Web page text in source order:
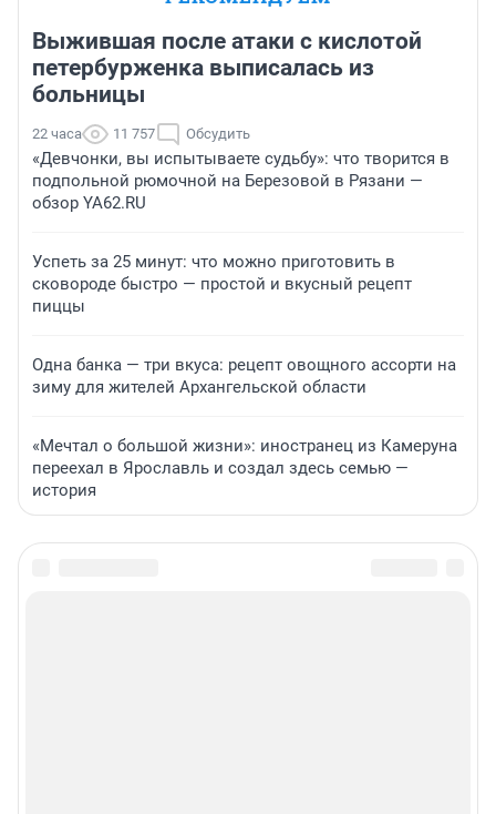
Выжившая после атаки с кислотой
петербурженка выписалась из
больницы
22 часа 11 757 Обсудить
«Девчонки, вы испытываете судьбу»: что творится в
подпольной рюмочной на Березовой в Рязани —
обзор YA62.RU
Успеть за 25 минут: что можно приготовить в
сковороде быстро — простой и вкусный рецепт
пиццы
Одна банка — три вкуса: рецепт овощного ассорти на
зиму для жителей Архангельской области
«Мечтал о большой жизни»: иностранец из Камеруна
переехал в Ярославль и создал здесь семью —
история